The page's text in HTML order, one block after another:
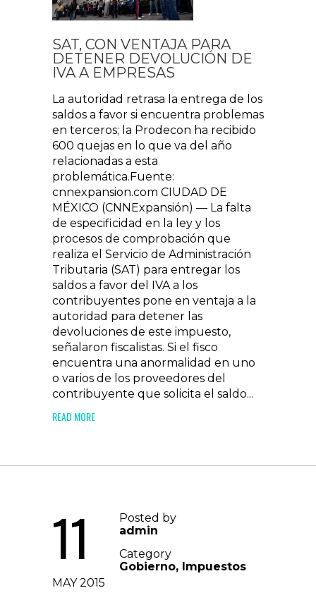
SAT, CON VENTAJA PARA
DETENER DEVOLUCIÓN DE
IVA A EMPRESAS
La autoridad retrasa la entrega de los
saldos a favor si encuentra problemas
en terceros; la Prodecon ha recibido
600 quejas en lo que va del año
relacionadas a esta
problemática.Fuente:
cnnexpansion.com CIUDAD DE
MÉXICO (CNNExpansión) — La falta
de especificidad en la ley y los
procesos de comprobación que
realiza el Servicio de Administración
Tributaria (SAT) para entregar los
saldos a favor del IVA a los
contribuyentes pone en ventaja a la
autoridad para detener las
devoluciones de este impuesto,
señalaron fiscalistas. Si el fisco
encuentra una anormalidad en uno
o varios de los proveedores del
contribuyente que solicita el saldo...
READ MORE
11
MAY 2015
Posted by
admin
Category
Gobierno, Impuestos